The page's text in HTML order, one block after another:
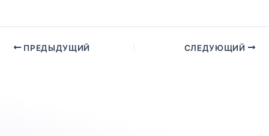
ПРЕДЫДУЩИЙ СЛЕДУЮЩИЙ